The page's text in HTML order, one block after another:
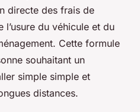
directe des frais de
du véhicule et du
Cette formule
souhaitant un
simple simple et
distances.